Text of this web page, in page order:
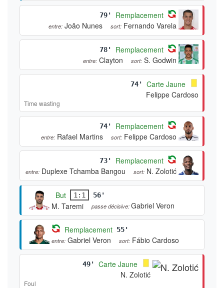
79' Remplacement
entre: João Nunes sort: Fernando Varela
78' Remplacement
entre: Clayton sort: S. Godwin
74'
Carte Jaune
Felippe Cardoso
Time wasting
74' Remplacement
entre: Rafael Martins sort: Felippe Cardoso
73' Remplacement
entre: Duplexe Tchamba Bangou sort: N. Zolotić
But 1:1 56'
M. Taremi passe décisive:Gabriel Veron
Remplacement 55'
entre: Gabriel Veron sort: Fábio Cardoso
49'
Carte Jaune
N. Zolotić
Foul